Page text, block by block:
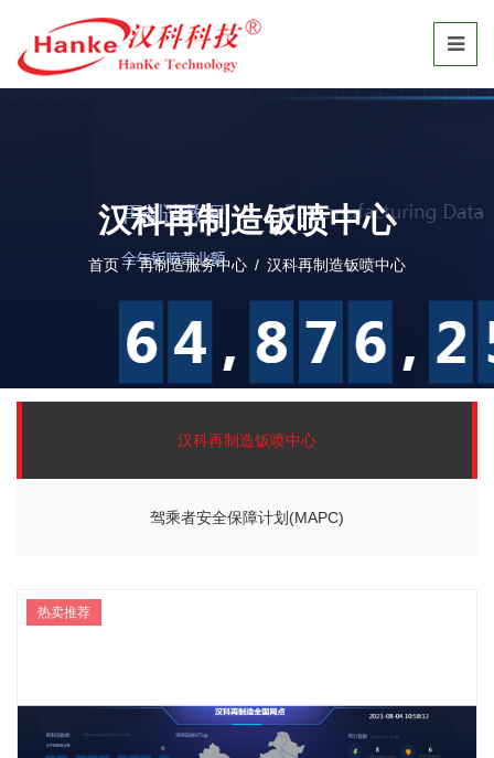
汉科再制造钣喷中心
首页 / 再制造服务中心 / 汉科再制造钣喷中心
汉科再制造钣喷中心
驾乘者安全保障计划(MAPC)
热卖推荐